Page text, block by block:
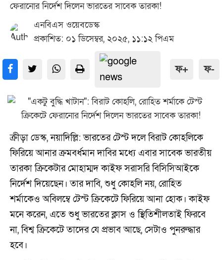
ফেরানোর নির্দেশ দিলেন ভারতের সাবেক তারকা!
এনবিএস ওয়েবডেস্ক
প্রকাশিত: ০১ ডিসেম্বর, ২০২৫, ১১:১২ পিএম
ফ+ ফ-
ক্রীড়া ডেস্ক, নয়াদিল্লি: ভারতের টেস্ট দলে বিরাট কোহলিকে
ফিরিয়ে আনার ক্রমবর্ধমান দাবির মধ্যে এবার সাবেক ভারতীয়
তারকা ক্রিকেটার মোহাম্মদ কাইফ সরাসরি বিসিসিআইকে
নির্দেশ দিয়েছেন। তার দাবি, শুধু কোহলি নয়, রোহিত
শর্মাকেও অবিলম্বে টেস্ট ক্রিকেটে ফিরিয়ে আনা হোক। কাইফ
মনে করেন, এতে শুধু ভারতের ক্লাস ও স্থিতিশীলতাই ফিরবে
না, বিশ্ব ক্রিকেটে তাদের যে প্রভাব আছে, সেটাও পুনরুদ্ধার
হবে।